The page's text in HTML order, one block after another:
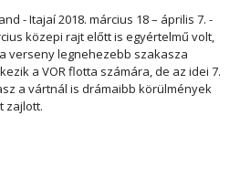
- Itajaí 2018. március 18 – április 7. -
közepi rajt előtt is egyértelmű volt,
verseny legnehezebb szakasza
a VOR flotta számára, de az idei 7.
a vártnál is drámaibb körülmények
zajlott.